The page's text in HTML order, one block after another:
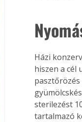
Házi
hiszen a cél
pasztőrözés
sterilezést
tartalmazó